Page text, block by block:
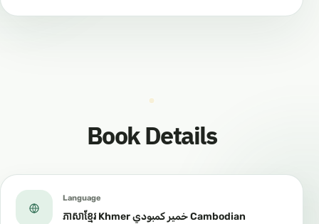
Book Details
Language
ភាសាខ្មែរ Khmer خمير كمبودي Cambodian